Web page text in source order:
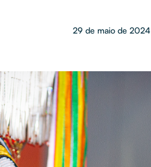
29 de maio de 2024